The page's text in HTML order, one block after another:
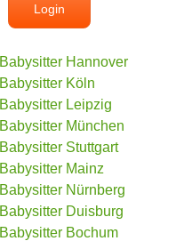
Login
Babysitter Hannover
Babysitter Köln
Babysitter Leipzig
Babysitter München
Babysitter Stuttgart
Babysitter Mainz
Babysitter Nürnberg
Babysitter Duisburg
Babysitter Bochum